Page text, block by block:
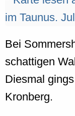
Bei
schattigen
Diesmal
Kronberg.